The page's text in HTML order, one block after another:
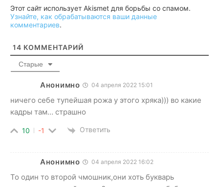
Этот сайт использует Akismet для борьбы со спамом.
Узнайте, как обрабатываются ваши данные
комментариев.
14 КОММЕНТАРИЙ
Старые
Анонимно 04 апреля 2022 15:01
ничего себе тупейшая рожа у этого хряка))) во какие
кадры там… страшно
10 -1 Ответить
Анонимно 04 апреля 2022 16:02
То один то второй чмошник,они хоть букварь